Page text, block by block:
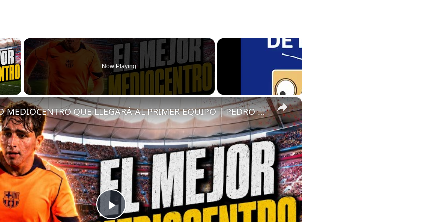
×
Now Playing
×
Play
EL PRÓXIMO MEDIOCENTRO QUE LLEGARÁ AL PRIMER EQUIPO | PEDRO RODRÍGUEZ